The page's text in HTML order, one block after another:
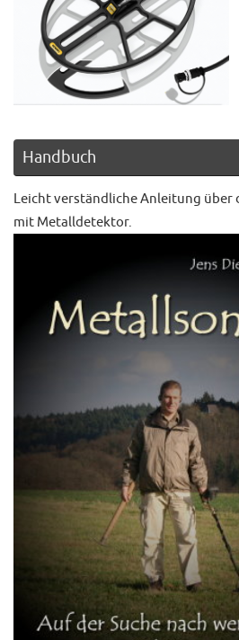
Handbuch
Leicht verständliche Anleitung über
mit Metalldetektor.